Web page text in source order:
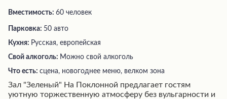
Вместимость: 60 человек
Парковка: 50 авто
Кухня: Русская, европейская
Свой алкоголь: Можно свой алкоголь
Что есть: сцена, новогоднее меню, велком зона
Зал "Зеленый" На Поклонной предлагает гостям
уютную торжественную атмосферу без вульгарности и